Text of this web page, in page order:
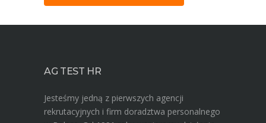
AG TEST HR
Jesteśmy jedną z pierwszych agencji
rekrutacyjnych i firm doradztwa personalnego